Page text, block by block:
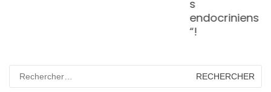
s
endocriniens
“!
Rechercher :